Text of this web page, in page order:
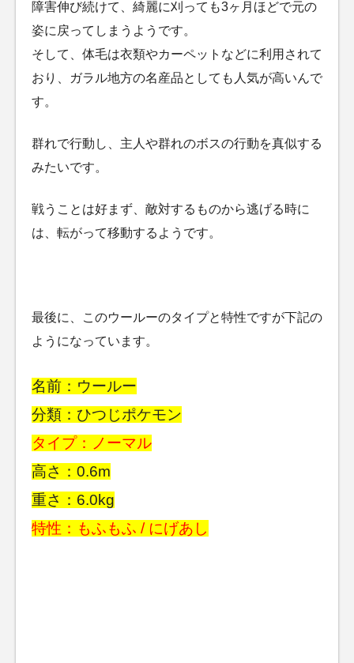
障害伸び続けて、綺麗に刈っても3ヶ月ほどで元の
姿に戻ってしまうようです。
そして、体毛は衣類やカーペットなどに利用されて
おり、ガラル地方の名産品としても人気が高いんで
す。
群れで行動し、主人や群れのボスの行動を真似する
みたいです。
戦うことは好まず、敵対するものから逃げる時に
は、転がって移動するようです。
最後に、このウールーのタイプと特性ですが下記の
ようになっています。
名前：ウールー
分類：ひつじポケモン
タイプ：ノーマル
高さ：0.6m
重さ：6.0kg
特性：もふもふ / にげあし